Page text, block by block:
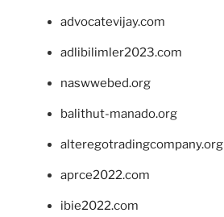
advocatevijay.com
adlibilimler2023.com
naswwebed.org
balithut-manado.org
alteregotradingcompany.org
aprce2022.com
ibie2022.com